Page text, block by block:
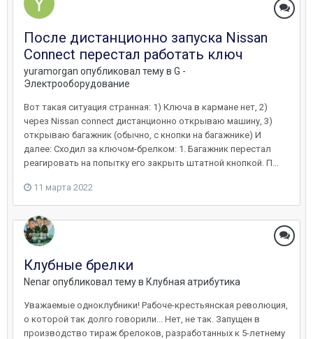
После дистанционно запуска Nissan
Connect перестал работать ключ
yuramorgan опубликовал тему в G -
Электрооборудование
Вот такая ситуация странная: 1) Ключа в кармане нет, 2)
через Nissan connect дистанционно открываю машину, 3)
открываю багажник (обычно, с кнопки на багажнике) И
далее: Сходил за ключом-брелком: 1. Багажник перестал
реагировать на попытку его закрыть штатной кнопкой. П...
11 марта 2022
Клубные брелки
Nenarопубликовал тему в Клубная атрибутика
Уважаемые одноклубники! Рабоче-крестьянская революция,
о которой так долго говорили... Нет, не так. Запущен в
производство тираж брелоков, разработанных к 5-летнему